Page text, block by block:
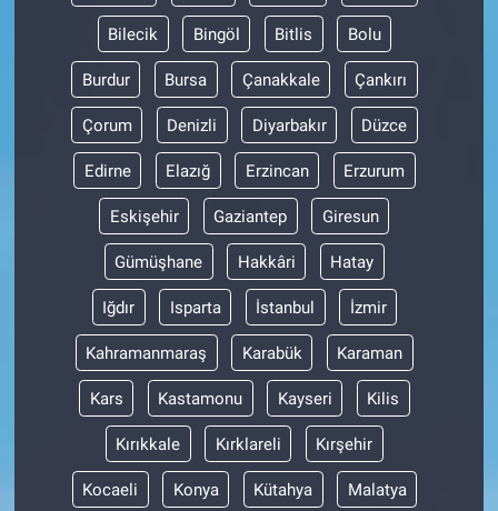
Bilecik Bingöl Bitlis Bolu
Burdur Bursa Çanakkale Çankırı
Çorum Denizli Diyarbakır Düzce
Edirne Elazığ Erzincan Erzurum
Eskişehir Gaziantep Giresun
Gümüşhane Hakkâri Hatay
Iğdır Isparta İstanbul İzmir
Kahramanmaraş Karabük Karaman
Kars Kastamonu Kayseri Kilis
Kırıkkale Kırklareli Kırşehir
Kocaeli Konya Kütahya Malatya